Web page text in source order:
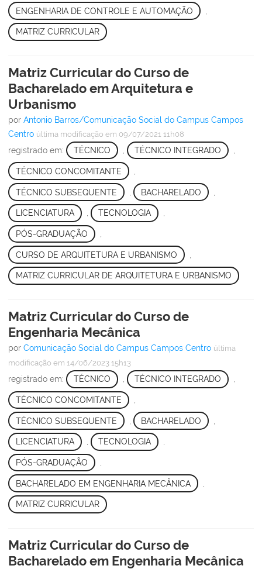
ENGENHARIA DE CONTROLE E AUTOMAÇÃO
MATRIZ CURRICULAR
Matriz Curricular do Curso de
Bacharelado em Arquitetura e
Urbanismo
por Antonio Barros/Comunicação Social do Campus Campos
Centro última modificação em 09/07/2021 11h08
registrado em: TÉCNICO TÉCNICO INTEGRADO
TÉCNICO CONCOMITANTE
TÉCNICO SUBSEQUENTE BACHARELADO
LICENCIATURA , TECNOLOGIA ,
PÓS-GRADUAÇÃO
CURSO DE ARQUITETURA E URBANISMO
MATRIZ CURRICULAR DE ARQUITETURA E URBANISMO
Matriz Curricular do Curso de
Engenharia Mecânica
por Comunicação Social do Campus Campos Centro última
modificação em 14/06/2023 15h13
registrado em: TÉCNICO TÉCNICO INTEGRADO
TÉCNICO CONCOMITANTE
TÉCNICO SUBSEQUENTE BACHARELADO
LICENCIATURA , TECNOLOGIA ,
PÓS-GRADUAÇÃO
BACHARELADO EM ENGENHARIA MECÂNICA
MATRIZ CURRICULAR
Matriz Curricular do Curso de
Bacharelado em Engenharia Mecânica